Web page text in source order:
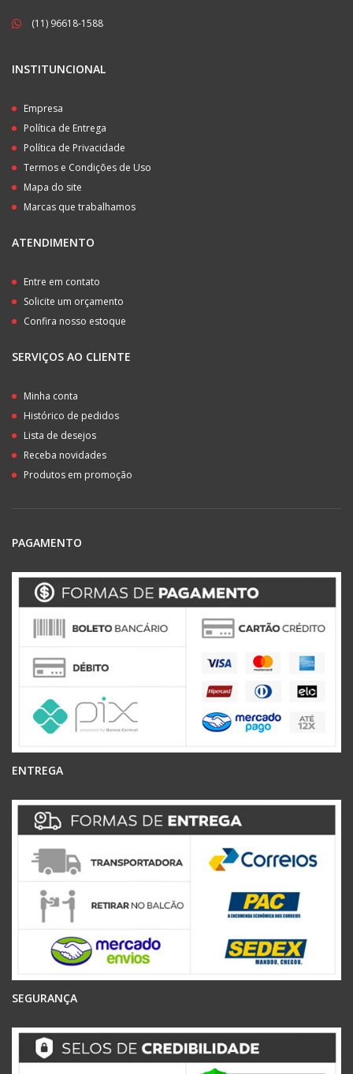
(11) 96618-1588
INSTITUNCIONAL
Empresa
Política de Entrega
Política de Privacidade
Termos e Condições de Uso
Mapa do site
Marcas que trabalhamos
ATENDIMENTO
Entre em contato
Solicite um orçamento
Confira nosso estoque
SERVIÇOS AO CLIENTE
Minha conta
Histórico de pedidos
Lista de desejos
Receba novidades
Produtos em promoção
PAGAMENTO
ENTREGA
SEGURANÇA